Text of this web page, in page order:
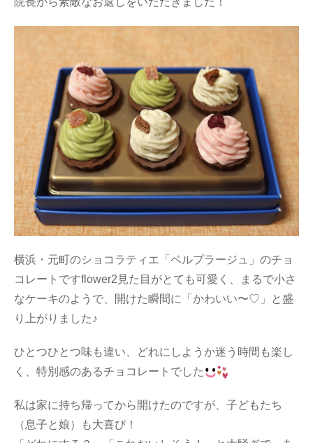
横浜・元町のショコラティエ「ベルプラージュ」のチョ
コレートですflower2見た目がとても可愛く、まるで小さ
なケーキのようで、開けた瞬間に「かわいい〜♡」と盛
り上がりました♪
ひとつひとつ味も違い、どれにしようか迷う時間も楽し
く、特別感のあるチョコレートでした
私は家に持ち帰ってから開けたのですが、子どもたち
（息子と娘）も大喜び！